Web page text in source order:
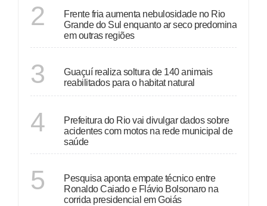
2
Frente fria aumenta nebulosidade no Rio
Grande do Sul enquanto ar seco predomina
em outras regiões
3
Guaçuí realiza soltura de 140 animais
reabilitados para o habitat natural
4
Prefeitura do Rio vai divulgar dados sobre
acidentes com motos na rede municipal de
saúde
5
Pesquisa aponta empate técnico entre
Ronaldo Caiado e Flávio Bolsonaro na
corrida presidencial em Goiás